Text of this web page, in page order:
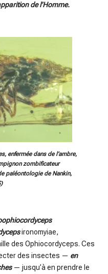
de l’Homme.
enfermée dans de l’ambre,
zombificateur
paléontologie de Nankin,
ironomyiae,
des Ophiocordyceps. Ces
des insectes — en
— jusqu’à en prendre le